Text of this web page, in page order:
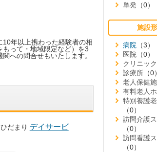
年以上携わった経験者の相
って・地域限定など）を3
への問合せもいたします。
だまり デイサービ
単発 （0）
施設
病院 （3）
医院 （0）
クリニック
診療所 （0）
老人保健
有料老人
特別養護
（0）
訪問介護
（0）
訪問看護
（0）